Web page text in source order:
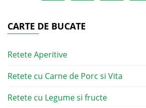
CARTE DE BUCATE
Retete Aperitive
Retete cu Carne de Porc si Vita
Retete cu Legume si fructe